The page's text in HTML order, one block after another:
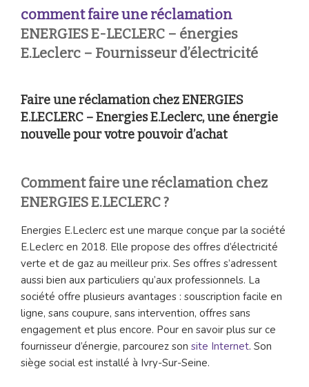
comment faire une réclamation
ENERGIES E-LECLERC – énergies
E.Leclerc – Fournisseur d’électricité
Faire une réclamation chez ENERGIES
E.LECLERC – Energies E.Leclerc, une énergie
nouvelle pour votre pouvoir d’achat
Comment faire une réclamation chez
ENERGIES E.LECLERC ?
Energies E.Leclerc est une marque conçue par la société
E.Leclerc en 2018. Elle propose des offres d’électricité
verte et de gaz au meilleur prix. Ses offres s’adressent
aussi bien aux particuliers qu’aux professionnels. La
société offre plusieurs avantages : souscription facile en
ligne, sans coupure, sans intervention, offres sans
engagement et plus encore. Pour en savoir plus sur ce
fournisseur d’énergie, parcourez son site Internet. Son
siège social est installé à Ivry-Sur-Seine.